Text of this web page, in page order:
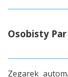
Osobisty Par
Zegarek